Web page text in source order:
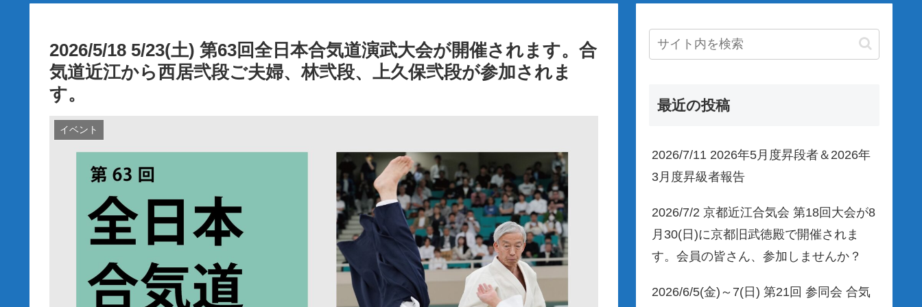
2026/5/18 5/23(土) 第63回全日本合気道演武大会が開催されます。合
気道近江から西居弐段ご夫婦、林弐段、上久保弐段が参加されま
す。
イベント
最近の投稿
2026/7/11 2026年5月度昇段者＆2026年
3月度昇級者報告
2026/7/2 京都近江合気会 第18回大会が8
月30(日)に京都旧武徳殿で開催されま
す。会員の皆さん、参加しませんか？
2026/6/5(金)～7(日) 第21回 参同会 合気